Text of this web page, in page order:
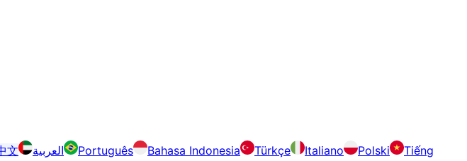
文 العربية Português Bahasa Indonesia Türkçe Italiano Polski
Tiếng